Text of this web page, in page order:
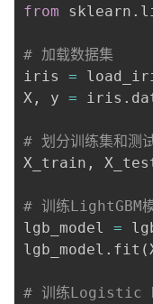
播活的
注
我
开
发
者
学
的
Programs
我
的
支
持
from sklearn .
# 加载数据集
iris =
X , y = iris .
# 划分训练集和测
X_train ,
# 训练LightGBM
lgb_model =
lgb_model . fit (
# 训练Logistic